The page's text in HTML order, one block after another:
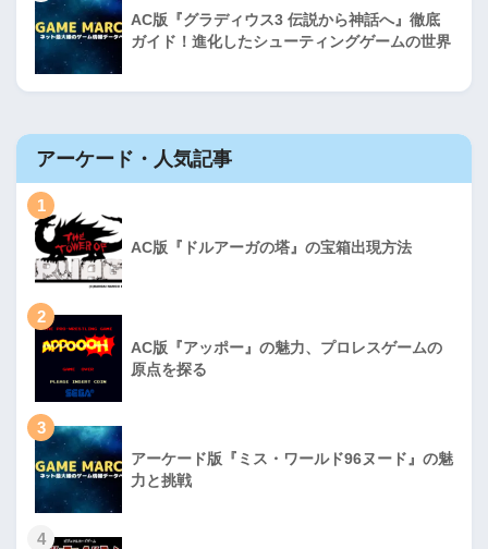
AC版『グラディウス3 伝説から神話へ』徹底
ガイド！進化したシューティングゲームの世界
アーケード・人気記事
1
AC版『ドルアーガの塔』の宝箱出現方法
2
AC版『アッポー』の魅力、プロレスゲームの
原点を探る
3
アーケード版『ミス・ワールド96ヌード』の魅
力と挑戦
4